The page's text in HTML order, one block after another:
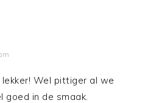
Wel pittiger al we
goed in de smaak.